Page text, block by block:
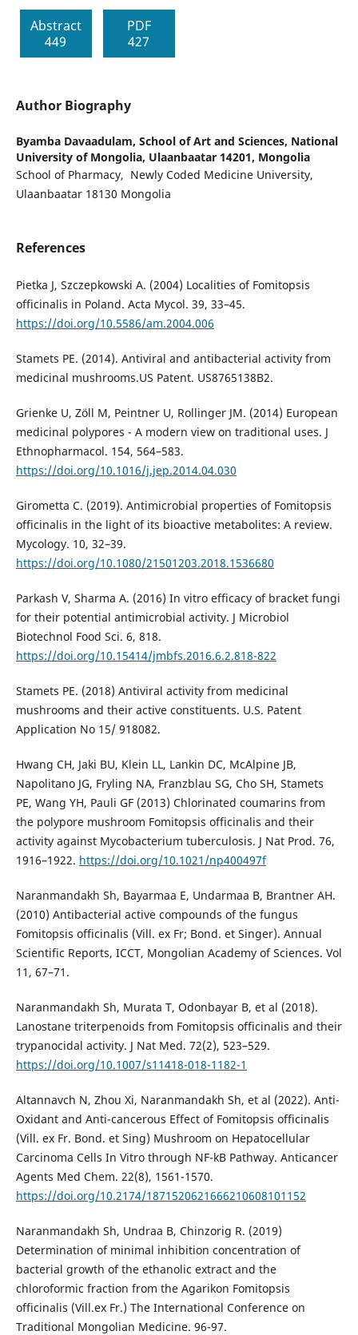
Abstract
449
PDF
427
Author Biography
Byamba Davaadulam, School of Art and Sciences, National
University of Mongolia, Ulaanbaatar 14201, Mongolia
School of Pharmacy, Newly Coded Medicine University,
Ulaanbaatar 18130 Mongolia
References
Pietka J, Szczepkowski A. (2004) Localities of Fomitopsis
officinalis in Poland. Acta Mycol. 39, 33–45.
https://doi.org/10.5586/am.2004.006
Stamets PE. (2014). Antiviral and antibacterial activity from
medicinal mushrooms.US Patent. US8765138B2.
Grienke U, Zöll M, Peintner U, Rollinger JM. (2014) European
medicinal polypores - A modern view on traditional uses. J
Ethnopharmacol. 154, 564–583.
https://doi.org/10.1016/j.jep.2014.04.030
Girometta C. (2019). Antimicrobial properties of Fomitopsis
officinalis in the light of its bioactive metabolites: A review.
Mycology. 10, 32–39.
https://doi.org/10.1080/21501203.2018.1536680
Parkash V, Sharma A. (2016) In vitro efficacy of bracket fungi
for their potential antimicrobial activity. J Microbiol
Biotechnol Food Sci. 6, 818.
https://doi.org/10.15414/jmbfs.2016.6.2.818-822
Stamets PE. (2018) Antiviral activity from medicinal
mushrooms and their active constituents. U.S. Patent
Application No 15/ 918082.
Hwang CH, Jaki BU, Klein LL, Lankin DC, McAlpine JB,
Napolitano JG, Fryling NA, Franzblau SG, Cho SH, Stamets
PE, Wang YH, Pauli GF (2013) Chlorinated coumarins from
the polypore mushroom Fomitopsis officinalis and their
activity against Mycobacterium tuberculosis. J Nat Prod. 76,
1916–1922. https://doi.org/10.1021/np400497f
Naranmandakh Sh, Bayarmaa E, Undarmaa B, Brantner AH.
(2010) Antibacterial active compounds of the fungus
Fomitopsis officinalis (Vill. ex Fr; Bond. et Singer). Annual
Scientific Reports, ICCT, Mongolian Academy of Sciences. Vol
11, 67–71.
Naranmandakh Sh, Murata T, Odonbayar B, et al (2018).
Lanostane triterpenoids from Fomitopsis officinalis and their
trypanocidal activity. J Nat Med. 72(2), 523–529.
https://doi.org/10.1007/s11418-018-1182-1
Altannavch N, Zhou Xi, Naranmandakh Sh, et al (2022). Anti-
Oxidant and Anti-cancerous Effect of Fomitopsis officinalis
(Vill. ex Fr. Bond. et Sing) Mushroom on Hepatocellular
Carcinoma Cells In Vitro through NF-kB Pathway. Anticancer
Agents Med Chem. 22(8), 1561-1570.
https://doi.org/10.2174/1871520621666210608101152
Naranmandakh Sh, Undraa B, Chinzorig R. (2019)
Determination of minimal inhibition concentration of
bacterial growth of the ethanolic extract and the
chloroformic fraction from the Agarikon Fomitopsis
officinalis (Vill.ex Fr.) The International Conference on
Traditional Mongolian Medicine. 96-97.